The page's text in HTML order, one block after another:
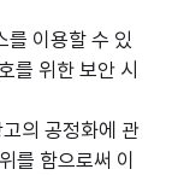
이용할 수 있
를 위한 보안 시
의 공정화에 관
를 함으로써 이